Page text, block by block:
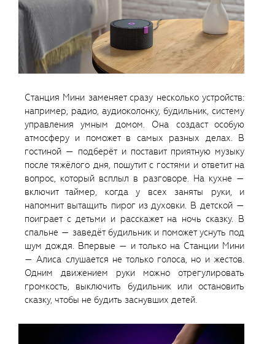
Станция Мини заменяет сразу несколько устройств:
например, радио, аудиоколонку, будильник, систему
управления умным домом. Она создаст особую
атмосферу и поможет в самых разных делах. В
гостиной — подберёт и поставит приятную музыку
после тяжёлого дня, пошутит с гостями и ответит на
вопрос, который всплыл в разговоре. На кухне —
включит таймер, когда у всех заняты руки, и
напомнит вытащить пирог из духовки. В детской —
поиграет с детьми и расскажет на ночь сказку. В
спальне — заведёт будильник и поможет уснуть под
шум дождя. Впервые — и только на Станции Мини
— Алиса слушается не только голоса, но и жестов.
Одним движением руки можно отрегулировать
громкость, выключить будильник или остановить
сказку, чтобы не будить заснувших детей.